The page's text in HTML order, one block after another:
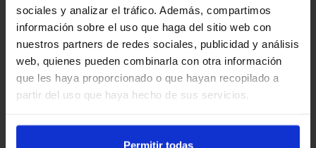
sociales y analizar el tráfico. Además, compartimos
información sobre el uso que haga del sitio web con
nuestros partners de redes sociales, publicidad y análisis
web, quienes pueden combinarla con otra información
que les haya proporcionado o que hayan recopilado a
partir del uso que haya hecho de sus servicios.
Permitir todas